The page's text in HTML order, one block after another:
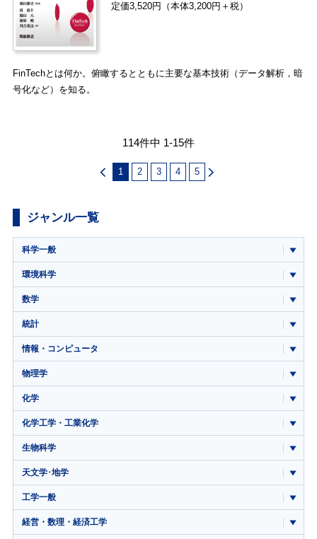
定価3,520円（本体3,200円＋税）
FinTechとは何か。俯瞰するとともに主要な基本技術（データ解析，暗
号化など）を知る。
114件中 1-15件
1 2 3 4 5
ジャンル一覧
科学一般
環境科学
数学
統計
情報・コンピュータ
物理学
化学
化学工学・工業化学
生物科学
天文学･地学
工学一般
経営・数理・経済工学